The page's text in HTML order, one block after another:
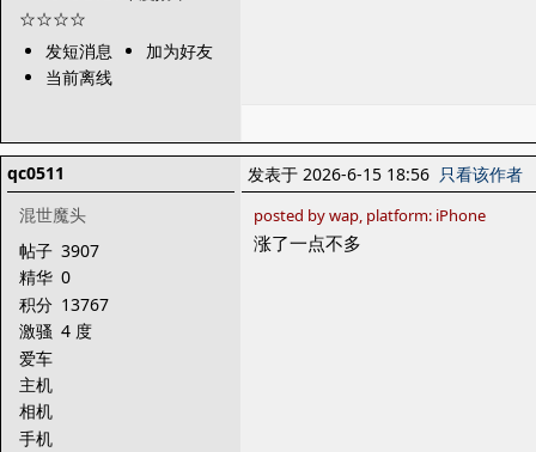
发短消息
加为好友
当前离线
qc0511
混世魔头
帖子 3907
精华 0
积分 13767
激骚 4 度
爱车
主机
相机
手机
发表于 2026-6-15 18:56 只看该作者
posted by wap, platform: iPhone
涨了一点不多